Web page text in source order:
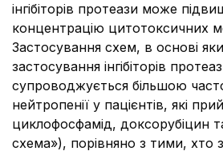
інгібіторів протеази може
концентрацію цитотоксичних
Застосування схем, в основі
застосування інгібіторів
супроводжується більшою
нейтропенії у пацієнтів, які
циклофосфамід, доксорубіцин
схема»), порівняно з тими, хто